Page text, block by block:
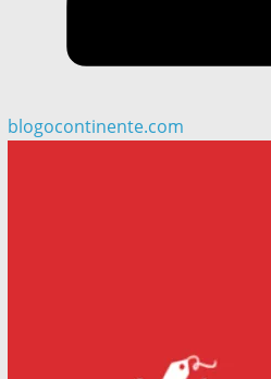
blogocontinente.com